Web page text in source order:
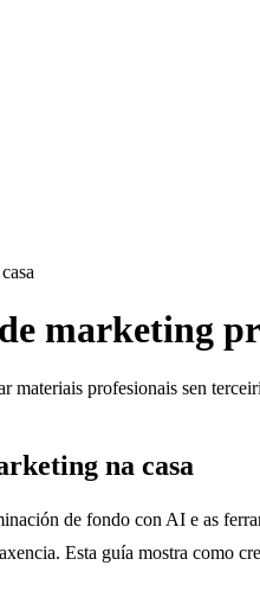
marketing
materiais profesionais sen
na casa
de fondo con AI e as
Esta guía mostra como